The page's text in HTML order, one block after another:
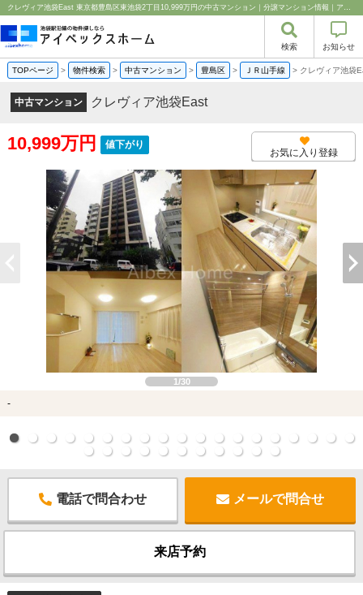
クレヴィア池袋East 東京都豊島区東池袋2丁目10,999万円の中古マンション｜分譲マンション情報｜アイベックスホーム株式会社
検索 お知らせ
TOPページ > 物件検索 > 中古マンション > 豊島区 > ＪＲ山手線 > クレヴィア池袋
中古マンション クレヴィア池袋East
10,999万円 値下がり
お気に入り登録
1/30
-
電話で問合わせ メールで問合せ
来店予約